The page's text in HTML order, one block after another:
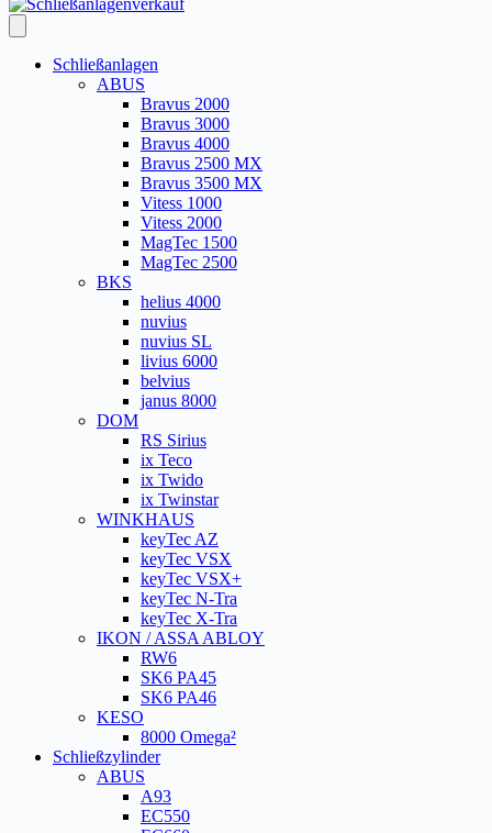
Schließanlagen
ABUS
Bravus 2000
Bravus 3000
Bravus 4000
Bravus 2500 MX
Bravus 3500 MX
Vitess 1000
Vitess 2000
MagTec 1500
MagTec 2500
BKS
helius 4000
nuvius
nuvius SL
livius 6000
belvius
janus 8000
DOM
RS Sirius
ix Teco
ix Twido
ix Twinstar
WINKHAUS
keyTec AZ
keyTec VSX
keyTec VSX+
keyTec N-Tra
keyTec X-Tra
IKON / ASSA ABLOY
RW6
SK6 PA45
SK6 PA46
KESO
8000 Omega²
Schließzylinder
ABUS
A93
EC550